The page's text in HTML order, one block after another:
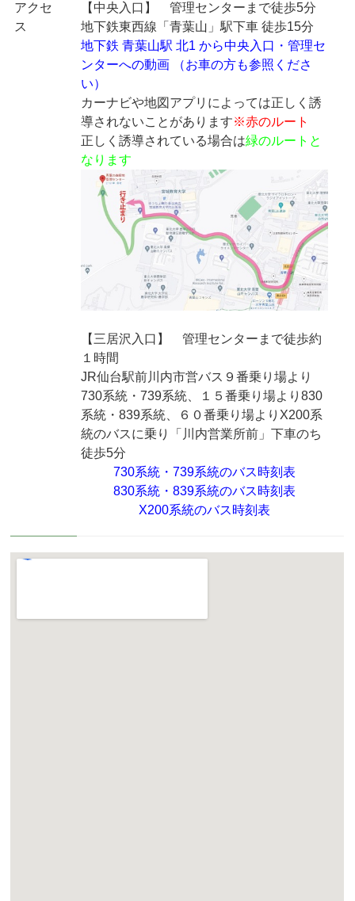
アクセ
ス
【中央入口】管理センターまで徒歩5分
地下鉄東西線「青葉山」駅下車 徒歩15分
地下鉄 青葉山駅 北1 から中央入口・管理セ
ンターへの動画 （お車の方も参照くださ
い）
カーナビや地図アプリによっては正しく誘
導されないことがあります※赤のルート
正しく誘導されている場合は緑のルートと
なります
【三居沢入口】管理センターまで徒歩約
１時間
JR仙台駅前川内市営バス９番乗り場より
730系統・739系統、１５番乗り場より830
系統・839系統、６０番乗り場よりX200系
統のバスに乗り「川内営業所前」下車のち
徒歩5分
730系統・739系統のバス時刻表
830系統・839系統のバス時刻表
X200系統のバス時刻表